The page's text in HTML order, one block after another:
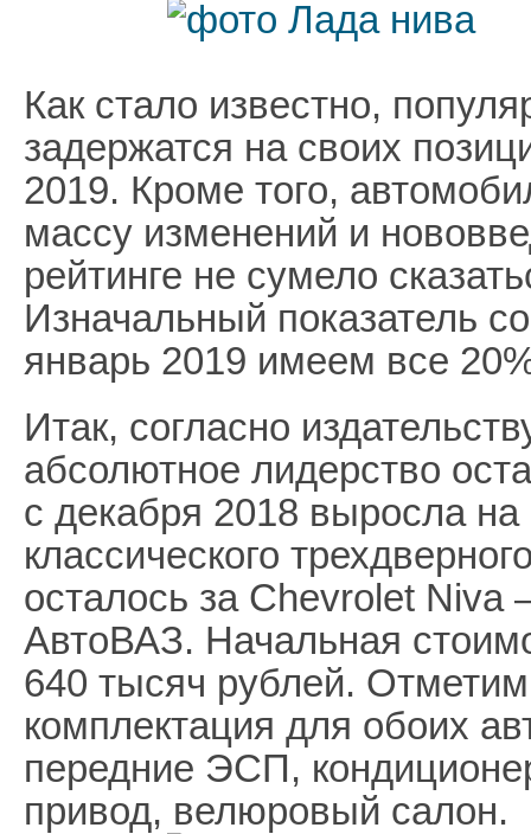
Как стало известно,
задержатся на своих
2019. Кроме того,
массу изменений и
рейтинге не сумело
Изначальный показатель
январь 2019 имеем все
Итак, согласно
абсолютное лидерство
с декабря 2018 выросла
классического
осталось за Chevrolet Niva
АвтоВАЗ. Начальная
640 тысяч рублей.
комплектация для обоих
передние ЭСП,
привод, велюровый салон.